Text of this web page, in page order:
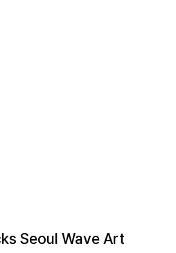
Seoul Wave Art